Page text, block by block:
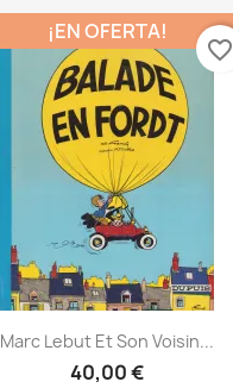
Marc Lebut Et Son Voisin...
40,00 €
¡EN OFERTA!
favorite_border